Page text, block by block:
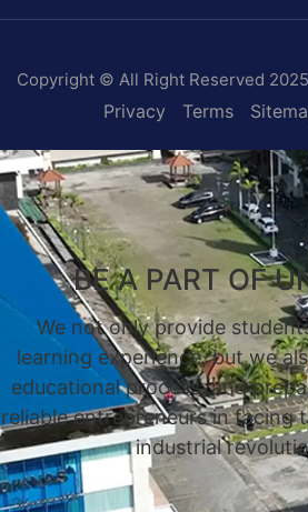
Copyright © All Right Reserved
Privacy Terms
BE A PART OF
We not only provide
learning experience, but we
educational process, and
reliable entrepreneurs in facing
industrial